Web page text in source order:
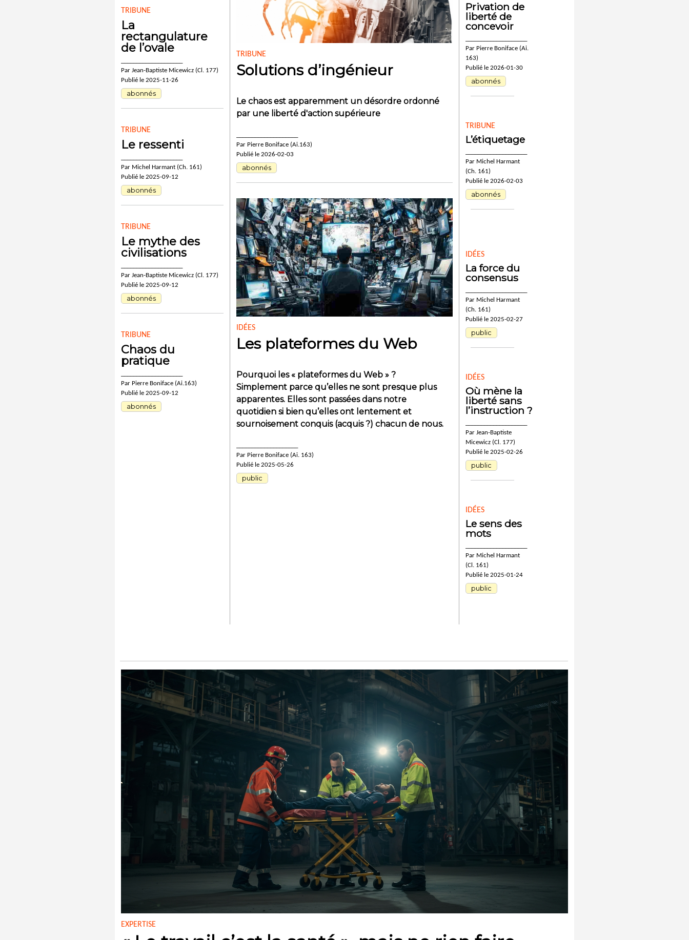
TRIBUNE
La
rectangulature
de l’ovale
Par Jean-Baptiste Micewicz (Cl. 177)
Publié le 2025-11-26
abonnés
TRIBUNE
Le ressenti
Par Michel Harmant (Ch. 161)
Publié le 2025-09-12
abonnés
TRIBUNE
Le mythe des
civilisations
Par Jean-Baptiste Micewicz (Cl. 177)
Publié le 2025-09-12
abonnés
TRIBUNE
Chaos du
pratique
Par Pierre Boniface (Ai.163)
Publié le 2025-09-12
abonnés
TRIBUNE
Solutions d’ingénieur
Le chaos est apparemment un désordre ordonné
par une liberté d'action supérieure
Par Pierre Boniface (Ai.163)
Publié le 2026-02-03
abonnés
IDÉES
Les plateformes du Web
Pourquoi les « plateformes du Web » ?
Simplement parce qu’elles ne sont presque plus
apparentes. Elles sont passées dans notre
quotidien si bien qu’elles ont lentement et
sournoisement conquis (acquis ?) chacun de nous.
Par Pierre Boniface (Ai. 163)
Publié le 2025-05-26
public
Privation de
liberté de
concevoir
Par Pierre Boniface (Ai.
163)
Publié le 2026-01-30
abonnés
TRIBUNE
L’étiquetage
Par Michel Harmant
(Ch. 161)
Publié le 2026-02-03
abonnés
IDÉES
La force du
consensus
Par Michel Harmant
(Ch. 161)
Publié le 2025-02-27
public
IDÉES
Où mène la
liberté sans
l’instruction ?
Par Jean-Baptiste
Micewicz (Cl. 177)
Publié le 2025-02-26
public
IDÉES
Le sens des
mots
Par Michel Harmant
(Cl. 161)
Publié le 2025-01-24
public
EXPERTISE